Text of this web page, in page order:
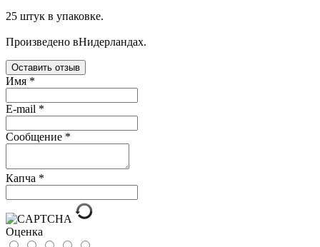
25 штук в упаковке.
Произведено вНидерландах.
Оставить отзыв
Имя *
E-mail *
Сообщение *
Капча *
Оценка